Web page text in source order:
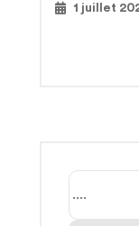
1 juillet